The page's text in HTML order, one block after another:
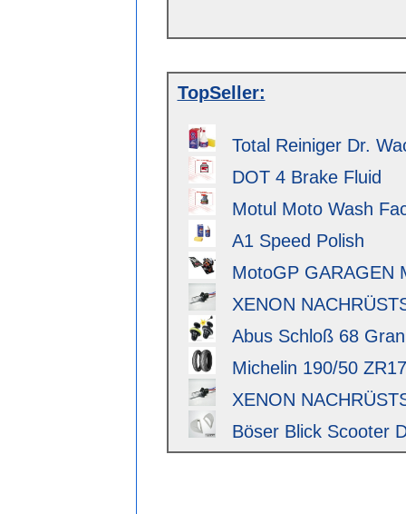
TopSeller:
Total Reiniger Dr.
DOT 4 Brake Fluid
Motul Moto Wash
A1 Speed Polish
MotoGP GARAGEN
XENON
Abus Schloß 68
Michelin 190/50
XENON
Böser Blick Scooter